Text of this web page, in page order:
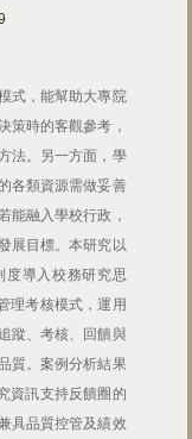
式，能幫助大專院
策時的客觀參考，
法。另一方面，學
各類資源需做妥善
能融入學校行政，
展目標。本研究以
度導入校務研究思
理考核模式，運用
蹤、考核、回饋與
質。案例分析結果
資訊支持反饋圈的
具品質控管及績效